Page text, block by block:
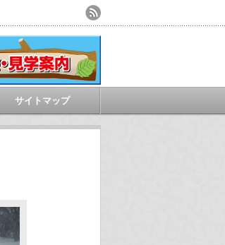
サイトマップ